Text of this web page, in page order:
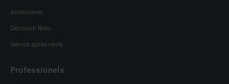
Accessoires
Découvrir Roto
Service après-vente
Professionels